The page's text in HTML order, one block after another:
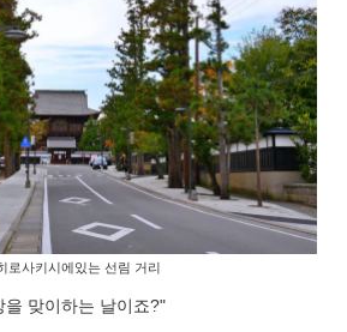
로사키시에있는 선림 거리
맞이하는 날이죠?"